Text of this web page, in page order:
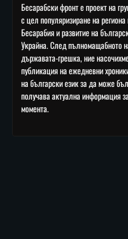
Бесарабски фронт е проект на
с цел популяризиране на
Бесарабия и развитие на
Украйна. След пълномащабното
държавата-грешка, ние
публикация на ежедневни
на български език за да може
получава актуална информация
момента.